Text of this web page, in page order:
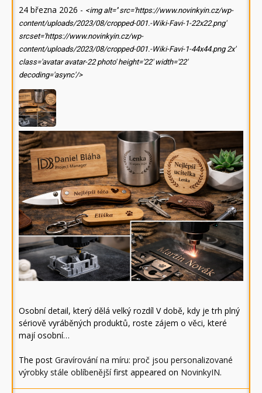
24 března 2026 - <img alt='' src='https://www.novinkyin.cz/wp-
content/uploads/2023/08/cropped-001.-Wiki-Favi-1-22x22.png'
srcset='https://www.novinkyin.cz/wp-
content/uploads/2023/08/cropped-001.-Wiki-Favi-1-44x44.png 2x'
class='avatar avatar-22 photo' height='22' width='22'
decoding='async'/>
Osobní detail, který dělá velký rozdíl V době, kdy je trh plný
sériově vyráběných produktů, roste zájem o věci, které
mají osobní…
The post Gravírování na míru: proč jsou personalizované
výrobky stále oblíbenějšífirst appeared on NovinkyIN.